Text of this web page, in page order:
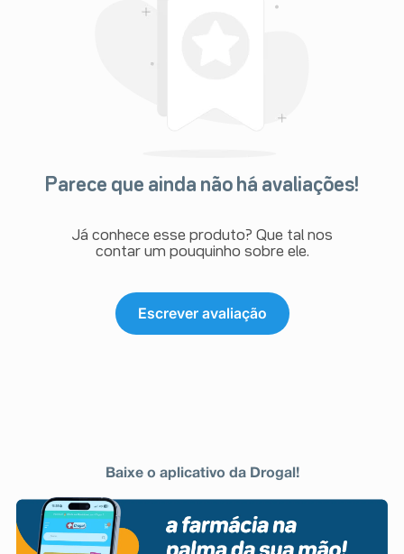
Parece que ainda não há avaliações!
Já conhece esse produto? Que tal nos
contar um pouquinho sobre ele.
Escrever avaliação
Baixe o aplicativo da Drogal!